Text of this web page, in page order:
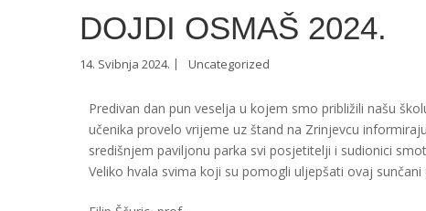
DOJDI OSMAŠ 2024.
14. Svibnja 2024. Uncategorized
Predivan dan pun veselja u kojem smo približili našu
učenika provelo vrijeme uz štand na Zrinjevcu
središnjem paviljonu parka svi posjetitelji i sudionici
Veliko hvala svima koji su pomogli uljepšati ovaj sunčani